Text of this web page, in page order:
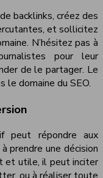
backlinks, créez des
et sollicitez
N’hésitez pas à
pour leur
de le partager. Le
le domaine du SEO.
peut répondre aux
prendre une décision
et utile, il peut inciter